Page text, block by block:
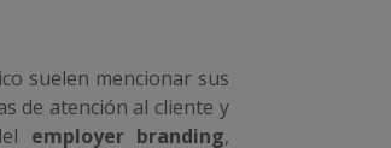
suelen mencionar sus
de atención al cliente y
employer branding,